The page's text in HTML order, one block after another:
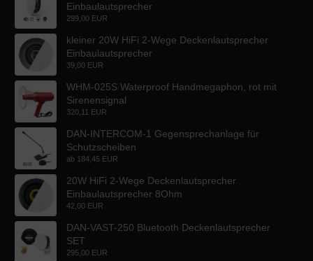
Einbaulautsprecher
299,00 EUR
kleiner 20W HiFi 2-Wege Deckenlautsprecher
Einbaulautsprecher
39,00 EUR
WHM-025S Waterproof Handmegaphon, rot mit
Sirenensignal
320,11 EUR
DAN-INTERCOM-1 Gegensprechanlage für
Schutzscheiben
ab 184,45 EUR
20W HiFi 2-Wege Deckenlautsprecher
Einbaulautsprecher 8Ohm
42,00 EUR
DAN-VAST-250 Bluetooth Deckenlautsprecher
SET
295,00 EUR